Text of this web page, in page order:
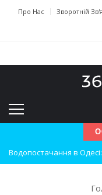
Про Нас Зворотній
Водопостачання в
Нічна атака на
Одеські хокеїсти